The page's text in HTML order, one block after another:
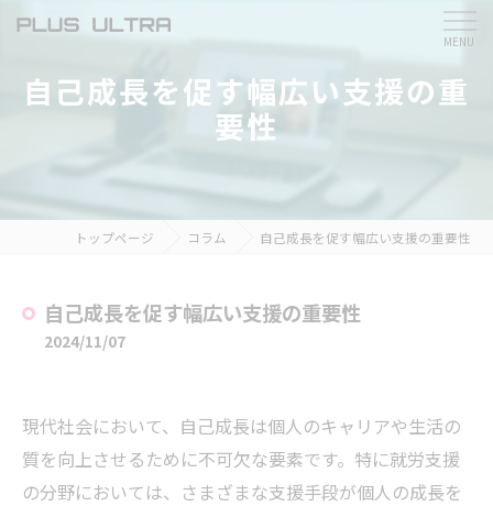
自己成長を促す幅広い支援の重
要性
トップページ コラム 自己成長を促す幅広い支援の重要性
自己成長を促す幅広い支援の重要性
2024/11/07
現代社会において、自己成長は個人のキャリアや生活の
質を向上させるために不可欠な要素です。特に就労支援
の分野においては、さまざまな支援手段が個人の成長を